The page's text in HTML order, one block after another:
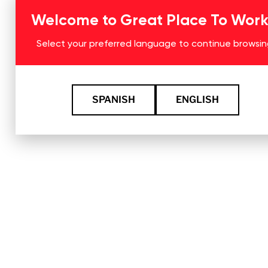
Welcome to Great Place To
Select your preferred language to continue
SPANISH ENGLISH